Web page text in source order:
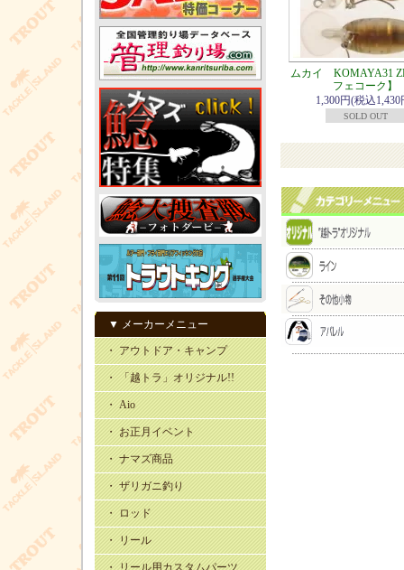
▼ メーカーメニュー
・ アウトドア・キャンプ
・ 「越トラ」オリジナル!!
・ Aio
・ お正月イベント
・ ナマズ商品
・ ザリガニ釣り
・ ロッド
・ リール
・ リール用カスタムパーツ
ムカイ KOMAYA31
フェコーク】
1,300円(税込1,430
SOLD OUT